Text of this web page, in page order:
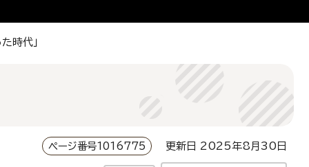
時代」
ページ番号1016775 更新日 2025年8月30日